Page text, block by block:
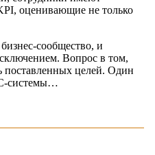
оценивающие не только
сообщество, и
Вопрос в том,
поставленных целей. Один
системы…